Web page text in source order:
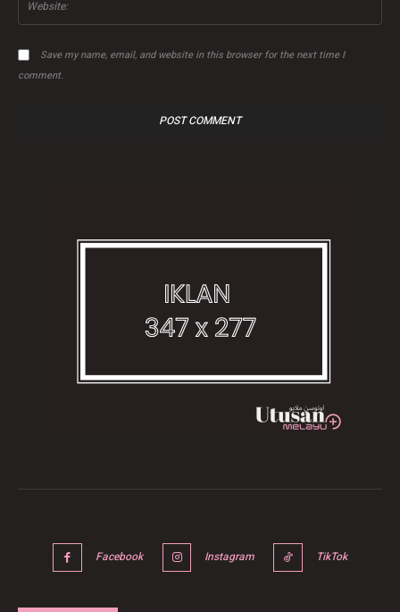
Save my name, email, and website in this browser for the next time I
comment.
Facebook Instagram TikTok